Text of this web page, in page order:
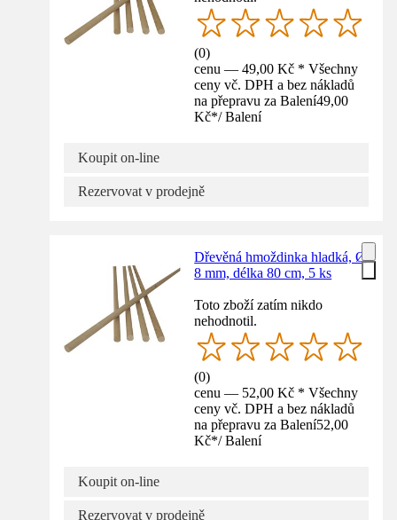
(0)
cenu — 49,00 Kč * Všechny
ceny vč. DPH a bez nákladů
na přepravu za Balení49,00
Kč*/ Balení
Koupit on-line
Rezervovat v prodejně
Dřevěná hmoždinka hladká, Ø
8 mm, délka 80 cm, 5 ks
Toto zboží zatím nikdo
nehodnotil.
(0)
cenu — 52,00 Kč * Všechny
ceny vč. DPH a bez nákladů
na přepravu za Balení52,00
Kč*/ Balení
Koupit on-line
Rezervovat v prodejně